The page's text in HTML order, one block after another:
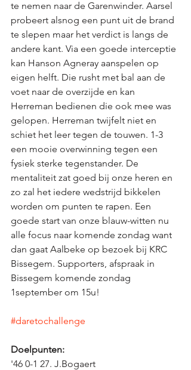
te nemen naar de Garenwinder. Aarsel
probeert alsnog een punt uit de brand
te slepen maar het verdict is langs de
andere kant. Via een goede interceptie
kan Hanson Agneray aanspelen op
eigen helft. Die rusht met bal aan de
voet naar de overzijde en kan
Herreman bedienen die ook mee was
gelopen. Herreman twijfelt niet en
schiet het leer tegen de touwen. 1-3
een mooie overwinning tegen een
fysiek sterke tegenstander. De
mentaliteit zat goed bij onze heren en
zo zal het iedere wedstrijd bikkelen
worden om punten te rapen. Een
goede start van onze blauw-witten nu
alle focus naar komende zondag want
dan gaat Aalbeke op bezoek bij KRC
Bissegem. Supporters, afspraak in
Bissegem komende zondag
1september om 15u!
#daretochallenge
Doelpunten:
'46 0-1 27. J.Bogaert